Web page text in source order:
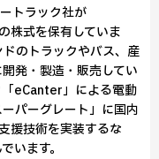
トラック社が
株式を保有していま
のトラックやバス、産
発・製造・販売してい
eCanter」による電動
パーグレート」に国内
援技術を実装するな
います。